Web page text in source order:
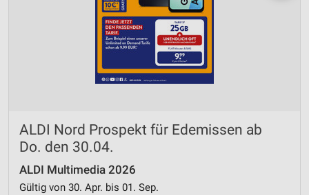
ALDI Nord Prospekt für Edemissen ab
Do. den 30.04.
ALDI Multimedia 2026
Gültig von 30. Apr. bis 01. Sep.